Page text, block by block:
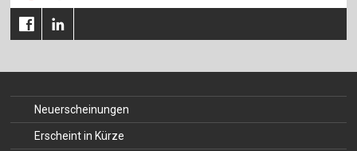
Neuerscheinungen
Erscheint in Kürze